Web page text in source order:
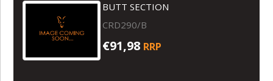
BUTT SECTION
CRD290/B
€91,98 RRP